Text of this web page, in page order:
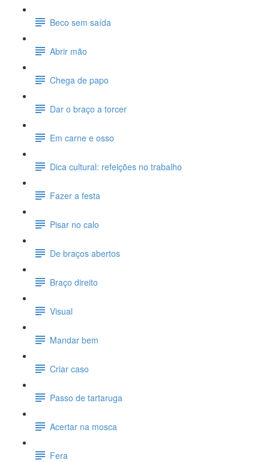
Beco sem saída
Abrir mão
Chega de papo
Dar o braço a torcer
Em carne e osso
Dica cultural: refeições no trabalho
Fazer a festa
Pisar no calo
De braços abertos
Braço direito
Visual
Mandar bem
Criar caso
Passo de tartaruga
Acertar na mosca
Fera